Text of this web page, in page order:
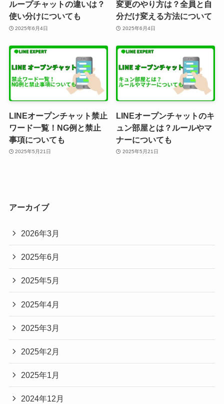
ループチャットの違いは？
使い分けについても
2025年6月4日
変更のやり方は？全員と自
分だけ変える方法について
2025年6月4日
LINEオープンチャット禁止
ワード一覧！NG例と禁止
事項についても
2025年5月21日
LINEオープンチャットのキ
ュン部屋とは？ルールやマ
ナーについても
2025年5月21日
アーカイブ
2026年3月
2025年6月
2025年5月
2025年4月
2025年3月
2025年2月
2025年1月
2024年12月